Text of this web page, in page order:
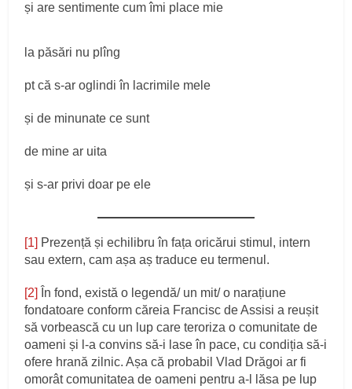
și are sentimente cum îmi place mie
la păsări nu plîng
pt că s-ar oglindi în lacrimile mele
și de minunate ce sunt
de mine ar uita
și s-ar privi doar pe ele
[1] Prezență și echilibru în fața oricărui stimul, intern
sau extern, cam așa aș traduce eu termenul.
[2]
În fond, există o legendă/ un mit/ o narațiune
fondatoare conform căreia Francisc de Assisi a reușit
să vorbească cu un lup care teroriza o comunitate de
oameni și l-a convins să-i lase în pace, cu condiția să-i
ofere hrană zilnic. Așa că probabil Vlad Drăgoi ar fi
omorât comunitatea de oameni pentru a-l lăsa pe lup